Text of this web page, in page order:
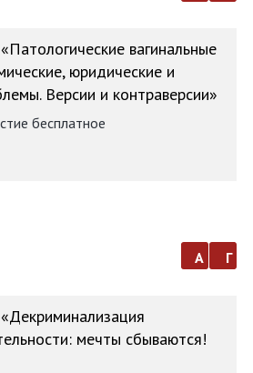
вагинальные
юридические и
Версии и контраверсии»
бесплатное
а г
мечты сбываются!